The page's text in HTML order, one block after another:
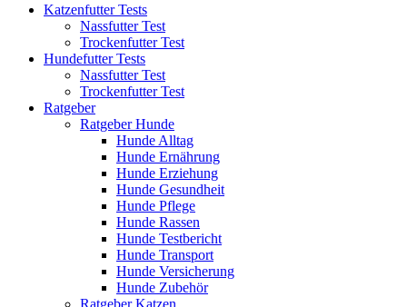
Katzenfutter Tests
Nassfutter Test
Trockenfutter Test
Hundefutter Tests
Nassfutter Test
Trockenfutter Test
Ratgeber
Ratgeber Hunde
Hunde Alltag
Hunde Ernährung
Hunde Erziehung
Hunde Gesundheit
Hunde Pflege
Hunde Rassen
Hunde Testbericht
Hunde Transport
Hunde Versicherung
Hunde Zubehör
Ratgeber Katzen